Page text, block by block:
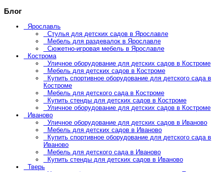
Блог
Ярославль
Стулья для детских садов в Ярославле
Мебель для раздевалок в Ярославле
Сюжетно-игровая мебель в Ярославле
Кострома
Уличное оборудование для детских садов в Костроме
Мебель для детских садов в Костроме
Купить спортивное оборудование для детского сада в
Костроме
Мебель для детского сада в Костроме
Купить стенды для детских садов в Костроме
Уличное оборудование для детских садов в Костроме
Иваново
Уличное оборудование для детских садов в Иваново
Мебель для детских садов в Иваново
Купить спортивное оборудование для детского сада в
Иваново
Мебель для детского сада в Иваново
Купить стенды для детских садов в Иваново
Тверь